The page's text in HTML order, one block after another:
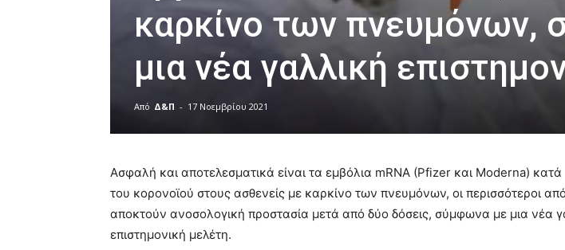
καρκίνο των πνευμόνων,
μια νέα γαλλική
Από Δ&Π - 17 Νοεμβρίου 2021
very
hot
cam
xxx
Ασφαλή και αποτελεσματικά είναι τα εμβόλια mRNA (Pfizer και Moderna) κατά
του κορονοϊού στους ασθενείς με καρκίνο των πνευμόνων, οι περισσότεροι
αποκτούν ανοσολογική προστασία μετά από δύο δόσεις, σύμφωνα με μια νέα
επιστημονική μελέτη.